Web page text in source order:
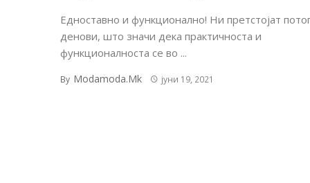
Едноставно и функционално! Ни претстојат
денови, што значи дека практичноста и
функционалноста се во ...
By Modamoda.mk јуни 19, 2021